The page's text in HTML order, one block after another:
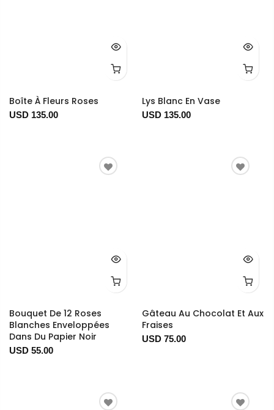
Boîte À Fleurs Roses
USD 135.00
Lys Blanc En Vase
USD 135.00
Bouquet De 12 Roses
Blanches Enveloppées
Dans Du Papier Noir
USD 55.00
Gâteau Au Chocolat Et Aux
Fraises
USD 75.00